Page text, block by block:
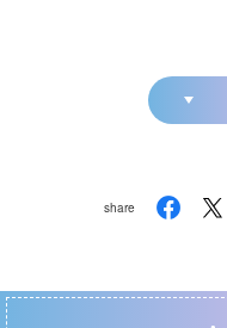
share